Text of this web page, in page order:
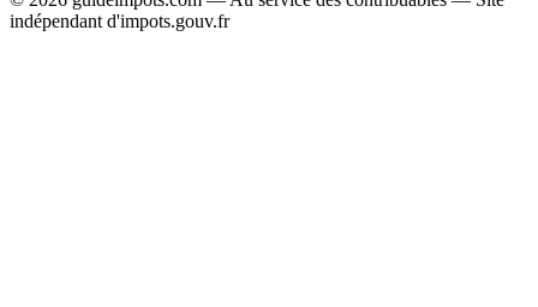
indépendant d'impots.gouv.fr